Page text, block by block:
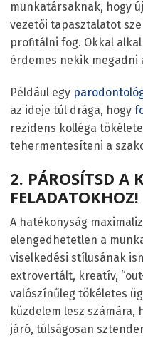
munkatársaknak, hogy
vezetői tapasztalatot
profitálni fog. Okkal
érdemes nekik megadni
Például egy
az ideje túl drága, hogy
rezidens kolléga
tehermentesíteni a
2. PÁROSÍTSD A
FELADATOKHOZ!
A hatékonyság
elengedhetetlen a
viselkedési stílusának
extrovertált, kreatív,
valószínűleg tökéletes
küzdelem lesz számára,
járó, túlságosan